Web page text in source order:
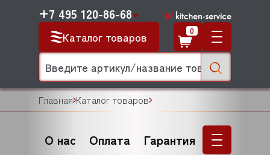
Каталог товаров
+7 495 120-86-68
0
Главная Каталог товаров
О нас Оплата Гарантия